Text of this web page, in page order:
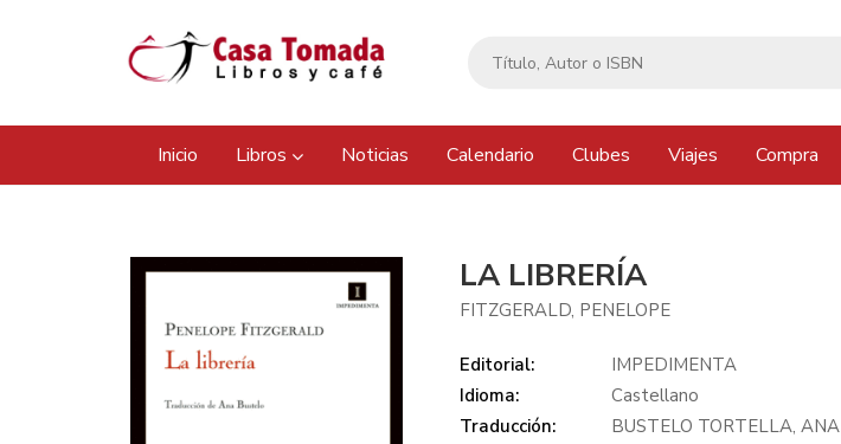
Inicio Libros Noticias Calendario Clubes Viajes Compra
LA LIBRERÍA
FITZGERALD, PENELOPE
Editorial:
IMPEDIMENTA
Idioma:
Castellano
Traducción:
BUSTELO TORTELLA, ANA